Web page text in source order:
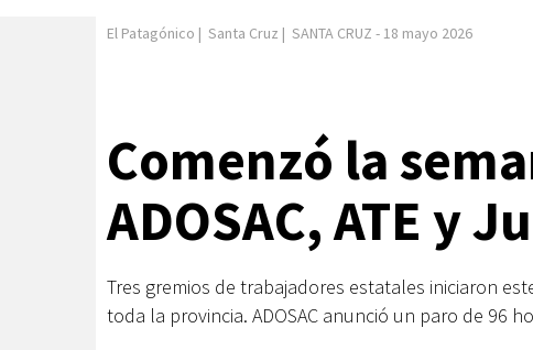
El Patagónico | Santa Cruz | SANTA CRUZ - 18 mayo 2026
Comenzó la
ADOSAC, ATE y
Tres gremios de trabajadores estatales iniciaron
toda la provincia. ADOSAC anunció un paro de 96